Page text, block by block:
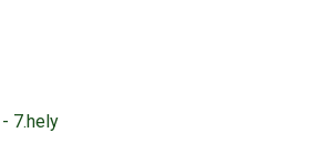
7.hely